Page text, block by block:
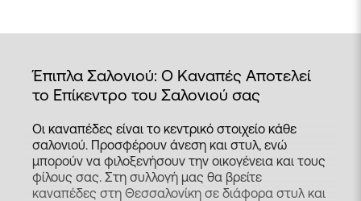
Έπιπλα Σαλονιού: Ο Καναπές Αποτελεί
το Επίκεντρο του Σαλονιού σας
Οι καναπέδες είναι το κεντρικό στοιχείο κάθε
σαλονιού. Προσφέρουν άνεση και στυλ, ενώ
μπορούν να φιλοξενήσουν την οικογένεια και τους
φίλους σας. Στη συλλογή μας θα βρείτε
καναπέδες στη Θεσσαλονίκη σε διάφορα στυλ και